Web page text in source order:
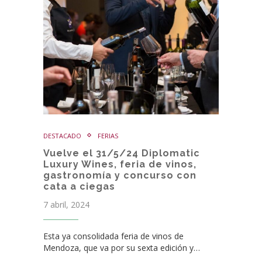
DESTACADO FERIAS
Vuelve el 31/5/24 Diplomatic
Luxury Wines, feria de vinos,
gastronomía y concurso con
cata a ciegas
7 abril, 2024
Esta ya consolidada feria de vinos de
Mendoza, que va por su sexta edición y…